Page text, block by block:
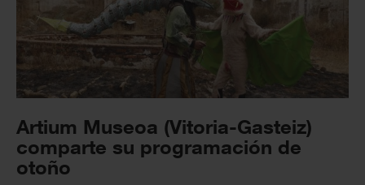
Artium Museoa (Vitoria-Gasteiz)
comparte su programación de
otoño